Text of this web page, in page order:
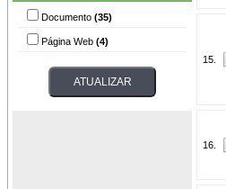
Documento (35)
Página Web (4)
15.
16.